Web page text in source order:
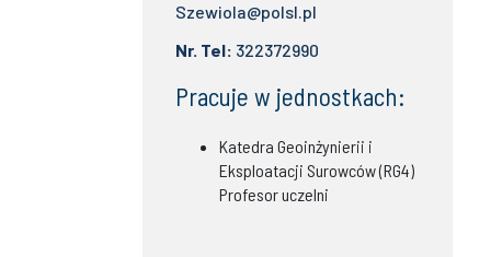
Szewiola@polsl.pl
Nr. Tel: 322372990
Pracuje w jednostkach:
Katedra Geoinżynierii i
Eksploatacji Surowców (RG4)
Profesor uczelni